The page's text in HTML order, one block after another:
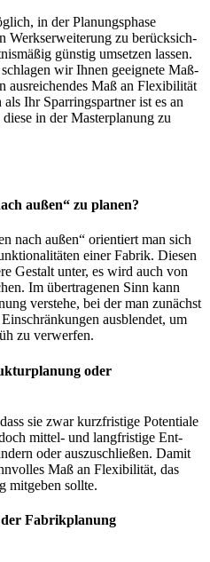
in der Pla­nungs­pha­se
Werks­er­wei­te­rung zu berück­sich­
güns­tig umset­zen las­sen.
wir Ihnen geeig­ne­te Maß­
aus­rei­chen­des Maß an Fle­xi­bi­li­tät
Ihr Spar­rings­part­ner ist es an
in der Mas­ter­pla­nung zu
außen“ zu planen?
nach außen“ ori­en­tiert man sich
einer Fabrik. Die­sen
Gestalt unter, es wird auch von
Im über­tra­ge­nen Sinn kann
ver­ste­he, bei der man zunächst
aus­blen­det, um
zu verwerfen.
oder
sie zwar kurz­fris­ti­ge Poten­tia­le
mit­tel- und lang­fris­ti­ge Ent­
oder aus­zu­schlie­ßen. Damit
Maß an Fle­xi­bi­li­tät, das
mit­ge­ben sollte.
Fabrikplanung